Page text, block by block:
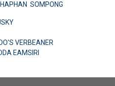
SOMPONG
VERBEANER
EAMSIRI